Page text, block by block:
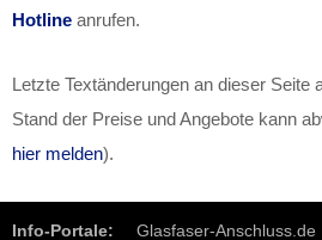
Hotline anrufen.
Letzte Textänderungen an dieser Seite
Stand der Preise und Angebote kann
hier melden).
Info-Portale: Glasfaser-Anschluss.de